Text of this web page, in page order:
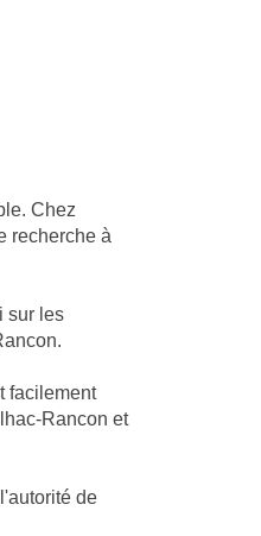
Chez
recherche à
sur les
facilement
Rancon et
de